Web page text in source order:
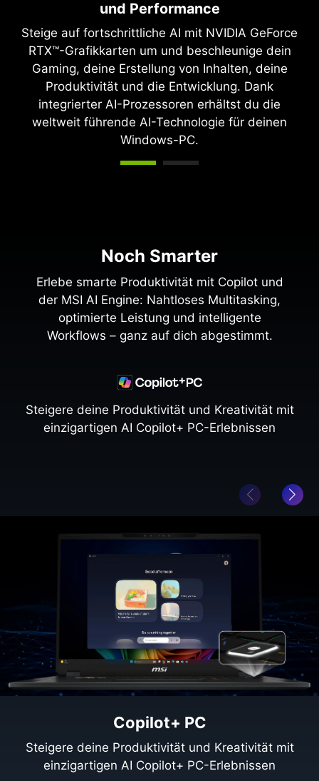
und Performance
Steige auf fortschrittliche AI mit NVIDIA GeForce
RTX™-Grafikkarten um und beschleunige dein
Gaming, deine Erstellung von Inhalten, deine
Produktivität und die Entwicklung. Dank
integrierter AI-Prozessoren erhältst du die
weltweit führende AI-Technologie für deinen
Windows-PC.
Noch Smarter
Erlebe smarte Produktivität mit Copilot und
der MSI AI Engine: Nahtloses Multitasking,
optimierte Leistung und intelligente
Workflows – ganz auf dich abgestimmt.
Steigere deine Produktivität und Kreativität mit
einzigartigen AI Copilot+ PC-Erlebnissen
Copilot+ PC
Steigere deine Produktivität und Kreativität mit
einzigartigen AI Copilot+ PC-Erlebnissen